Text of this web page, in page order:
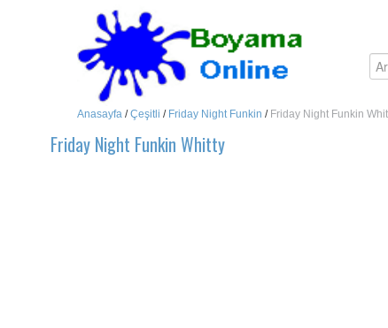
Anasayfa /Çeşitli / Friday Night Funkin / Friday Night Funkin
Friday Night Funkin Whitty